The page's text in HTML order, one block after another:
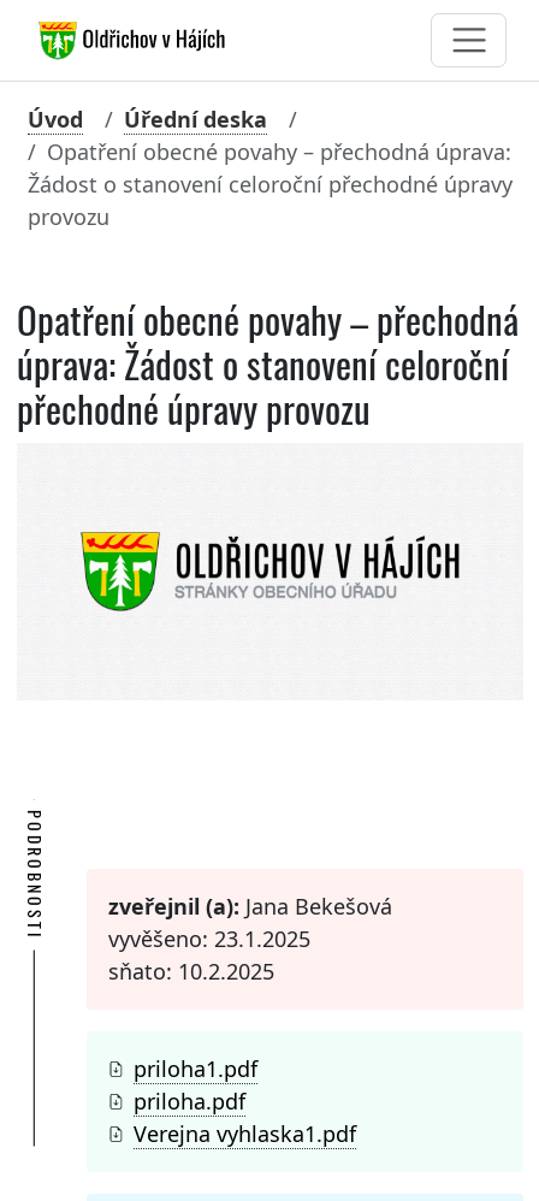
Úvod
Úřední deska
Opatření obecné povahy – přechodná úprava:
Žádost o stanovení celoroční přechodné úpravy
provozu
Opatření obecné povahy – přechodná
úprava: Žádost o stanovení celoroční
přechodné úpravy provozu
PODROBNOSTI zveřejnil (a): Jana Bekešová
vyvěšeno: 23.1.2025
sňato: 10.2.2025
priloha1.pdf
priloha.pdf
Verejna vyhlaska1.pdf